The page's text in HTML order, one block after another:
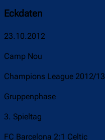
Eckdaten
23.10.2012
Camp Nou
Champions League 2012/13
Gruppenphase
3. Spieltag
FC Barcelona 2:1 Celtic